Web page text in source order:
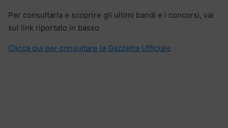
Per consultarla e scoprire gli ultimi bandi e i concorsi, vai
sul link riportato in basso
Clicca qui per consultare la Gazzetta Ufficiale